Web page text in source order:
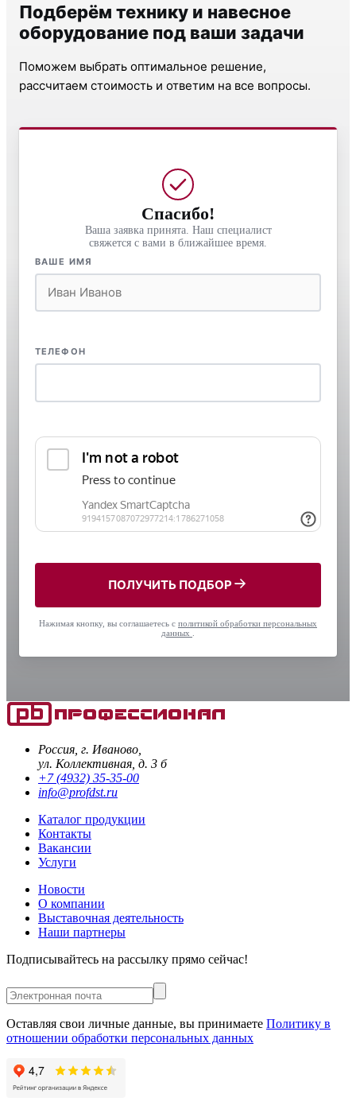
Подберём технику и навесное
оборудование под ваши задачи
Поможем выбрать оптимальное решение,
рассчитаем стоимость и ответим на все вопросы.
Спасибо!
Ваша заявка принята. Наш специалист
свяжется с вами в ближайшее время.
ВАШЕ ИМЯ
ТЕЛЕФОН
ПОЛУЧИТЬ ПОДБОР
Нажимая кнопку, вы соглашаетесь с политикой обработки персональных
данных
Россия, г. Иваново,
ул. Коллективная, д. 3 б
+7 (4932) 35-35-00
info@profdst.ru
Каталог продукции
Контакты
Вакансии
Услуги
Новости
О компании
Выставочная деятельность
Наши партнеры
Подписывайтесь на рассылку прямо сейчас!
Оставляя свои личные данные, вы принимаете Политику в
отношении обработки персональных данных